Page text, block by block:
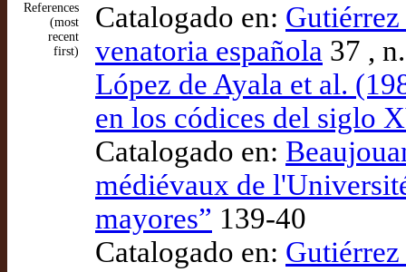
References
(most
recent
first)
Catalogado en:
venatoria española 37 ,
López de Ayala et al.
en los códices del siglo
Catalogado en:
médiévaux de
mayores” 139-40
Catalogado en: